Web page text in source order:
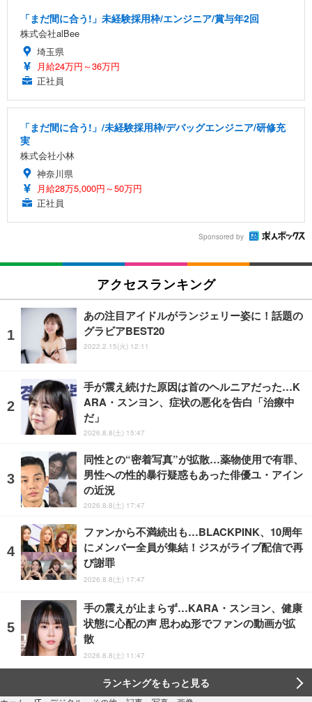
「まだ間に合う!」未経験採用枠/エンジニア/賞与年2回
株式会社alBee
埼玉県
月給24万円～36万円
正社員
「まだ間に合う!」/未経験採用枠/デバッグエンジニア/研修充
実
株式会社小林
神奈川県
月給28万5,000円～50万円
正社員
Sponsored by
アクセスランキング
あの注目アイドルがランジェリー姿に！話題の
グラビアBEST20
2022.2.15(火) 12:11
手が震え続けた原因は首のヘルニアだった…K
ARA・スンヨン、症状の悪化を告白「治療中
だ」
2026.8.8(土) 15:47
同性との“密着写真”が拡散…薬物使用で有罪、
男性への性的暴行疑惑もあった俳優ユ・アイン
の近況
2026.8.8(土) 17:47
ファンから不満続出も…BLACKPINK、10周年
にメンバー全員が集結！ジスがライブ配信で再
び謝罪
2026.8.8(土) 17:47
手の震えが止まらず…KARA・スンヨン、健康
状態に心配の声 思わぬ形でファンの動画が拡
散
2026.8.8(土) 11:47
ランキングをもっと見る